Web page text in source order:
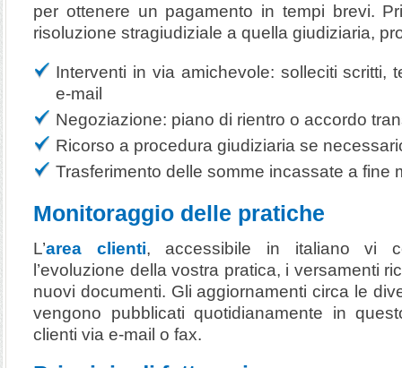
per ottenere un pagamento in tempi brevi.
risoluzione stragiudiziale a quella giudiziaria,
Interventi in via amichevole: solleciti scritti,
e-mail
Negoziazione: piano di rientro o accordo
Ricorso a procedura giudiziaria se
Trasferimento delle somme incassate a fine
Monitoraggio delle pratiche
L’area clienti, accessibile in italiano vi
l’evoluzione della vostra pratica, i versamenti
nuovi documenti. Gli aggiornamenti circa le
vengono pubblicati quotidianamente in
clienti via e-mail o fax.